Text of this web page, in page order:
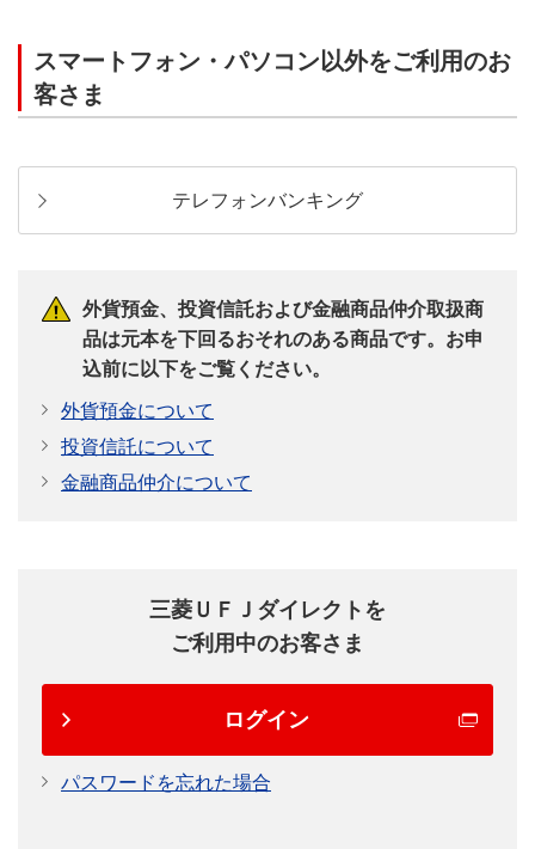
スマートフォン・パソコン以外をご利用のお
客さま
テレフォンバンキング
外貨預金、投資信託および金融商品仲介取扱商
品は元本を下回るおそれのある商品です。お申
込前に以下をご覧ください。
外貨預金について
投資信託について
金融商品仲介について
三菱ＵＦＪダイレクトを
ご利用中のお客さま
ログイン
パスワードを忘れた場合